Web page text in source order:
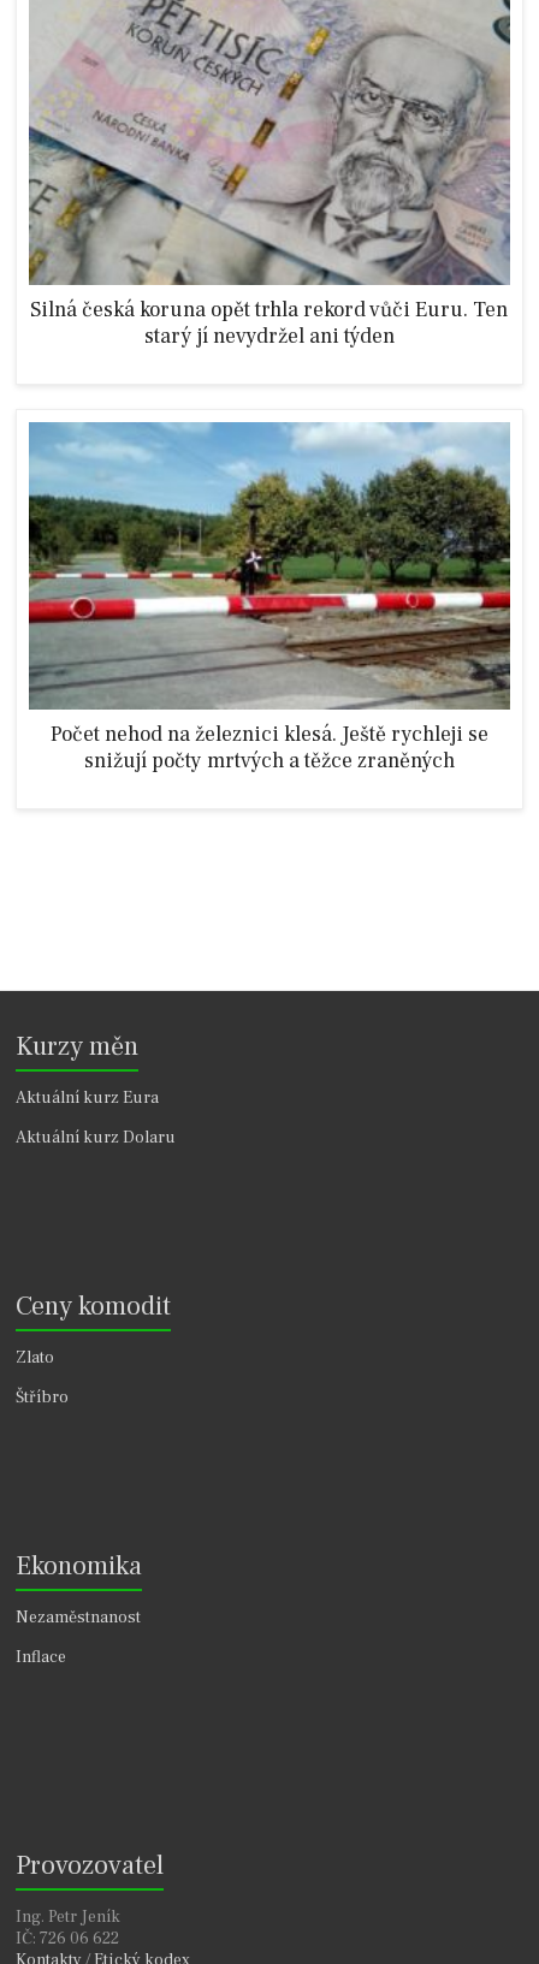
Silná česká koruna opět trhla rekord vůči Euru. Ten
starý jí nevydržel ani týden
Počet nehod na železnici klesá. Ještě rychleji se
snižují počty mrtvých a těžce zraněných
Kurzy měn
Aktuální kurz Eura
Aktuální kurz Dolaru
Ceny komodit
Zlato
Štříbro
Ekonomika
Nezaměstnanost
Inflace
Provozovatel
Ing. Petr Jeník
IČ: 726 06 622